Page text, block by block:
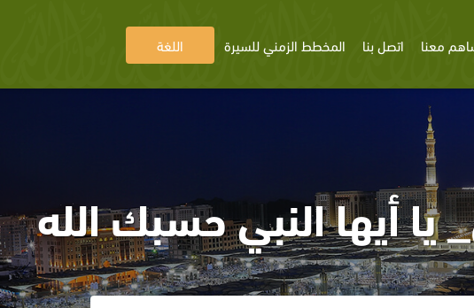
معنا اتصل بنا المخطط الزمني للسيرة اللغة
أيها النبي حسبك الله